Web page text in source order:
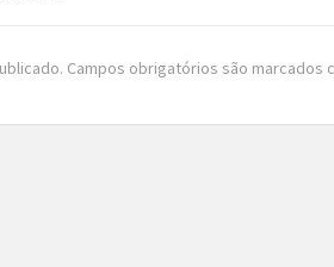
Campos obrigatórios são marcados